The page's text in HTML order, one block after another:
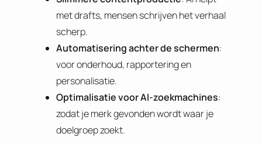
met drafts, mensen schrijven het verhaal
scherp.
Automatisering achter de schermen:
voor onderhoud, rapportering en
personalisatie.
Optimalisatie voor AI-zoekmachines:
zodat je merk gevonden wordt waar je
doelgroep zoekt.